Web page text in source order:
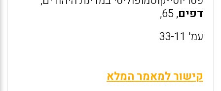
דפים, 65,
עמ' 33-11
קישור למאמר המלא